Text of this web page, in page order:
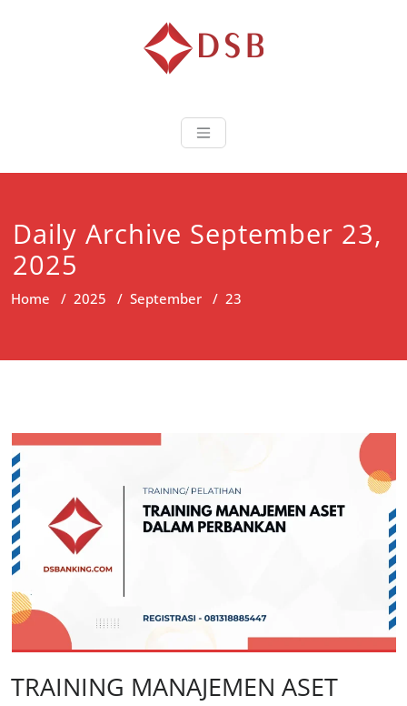
Diorama
Daily Archive September 23,
2025
Home / 2025 / September / 23
TRAINING MANAJEMEN ASET